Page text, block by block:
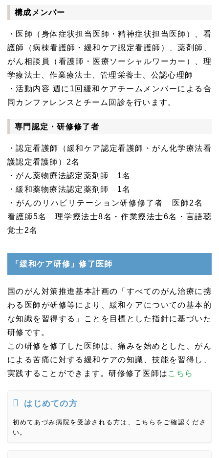
構成メンバー
・医師（身体症状担当医師・精神症状担当医師）、看
護師（病棟看護師・緩和ケア認定看護師）、薬剤師、
がん相談員（看護師・医療ソーシャルワーカー）、理
学療法士、作業療法士、管理栄養士、公認心理師
・活動内容 週に1回緩和ケアチームメンバーによる合
同カンファレンスとチーム回診を行います。
専門認定・研修修了者
・認定看護師（緩和ケア認定看護師・がん化学療法看
護認定看護師）2名
・がん薬物療法認定薬剤師 1名
・緩和薬物療法認定薬剤師 1名
・がんのリハビリテーション研修修了者 医師2名
看護師5名 理学療法士8名・作業療法士6名・言語聴
覚士2名
「緩和ケア研修」修了医師
国のがん対策推進基本計画の「すべてのがん治療に携
わる医師が研修等により、緩和ケアについての基本的
な知識を習得する」ことを目標とした指針に基づいた
研修です。
この研修を修了した医師は、痛みを始めとした、がん
による苦痛に対する緩和ケアの知識、技能を習得し、
実践することができます。研修修了医師は こちら
はじめての方
初めてあづみ病院を受診される方は、こちらをご確認くださ
い。